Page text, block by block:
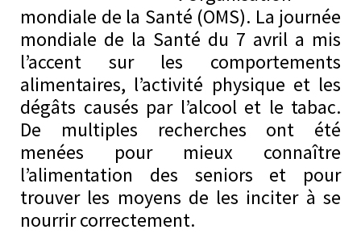
mondiale de la Santé (OMS). La journée
mondiale de la Santé du 7 avril a mis
l’accent sur les comportements
alimentaires, l’activité physique et les
dégâts causés par l’alcool et le tabac.
De multiples recherches ont été
menées pour mieux connaître
l’alimentation des seniors et pour
trouver les moyens de les inciter à se
nourrir correctement.